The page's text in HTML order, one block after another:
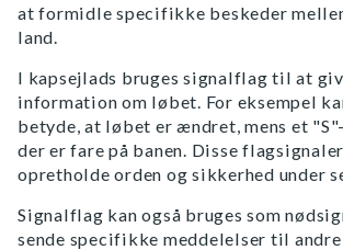
at formidle specifikke beskeder
land.
I kapsejlads bruges signalflag til at
information om løbet. For eksempel
betyde, at løbet er ændret, mens et
der er fare på banen. Disse
opretholde orden og sikkerhed under
Signalflag kan også bruges som
sende specifikke meddelelser til